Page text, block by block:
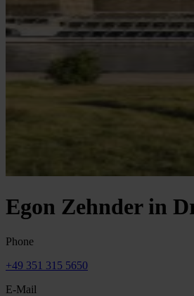
Egon Zehnder in
Phone
+49 351 315 5650
E-Mail